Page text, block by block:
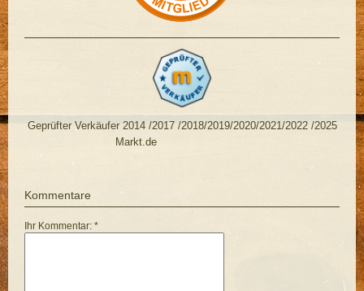
Geprüfter Verkäufer 2014 /2017 /2018/2019/2020/2021/2022 /2025
Markt.de
Kommentare
Ihr Kommentar: *